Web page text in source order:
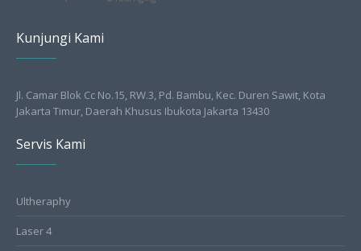
Kunjungi Kami
Jl. Camar Blok Cc No.15, RW.3, Pd. Bambu, Kec. Duren Sawit, Kota
Jakarta Timur, Daerah Khusus Ibukota Jakarta 13430
Servis Kami
Ultheraphy
Laser 4